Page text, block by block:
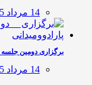
14 مرداد 1405
برگزاری دومین جلسه
14 مرداد 1405